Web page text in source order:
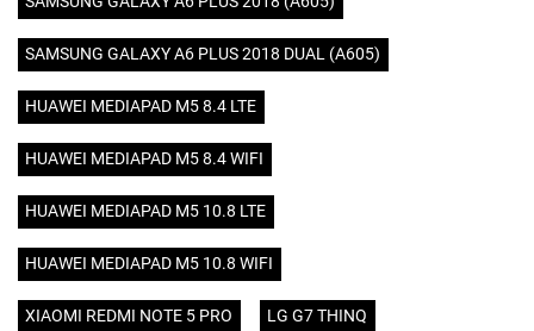
SAMSUNG GALAXY A6 PLUS 2018 DUAL (A605)
HUAWEI MEDIAPAD M5 8.4 LTE
HUAWEI MEDIAPAD M5 8.4 WIFI
HUAWEI MEDIAPAD M5 10.8 LTE
HUAWEI MEDIAPAD M5 10.8 WIFI
XIAOMI REDMI NOTE 5 PRO LG G7 THINQ